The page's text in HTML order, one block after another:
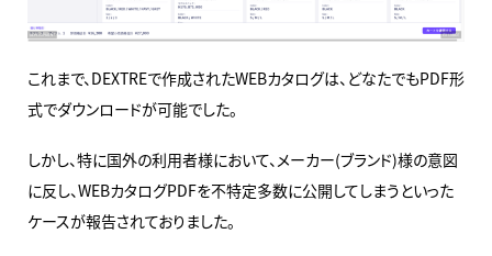
これまで、DEXTREで作成されたWEBカタログは、どなたでもPDF形
式でダウンロードが可能でした。
しかし、特に国外の利用者様において、メーカー(ブランド)様の意図
に反し、WEBカタログPDFを不特定多数に公開してしまうといった
ケースが報告されておりました。